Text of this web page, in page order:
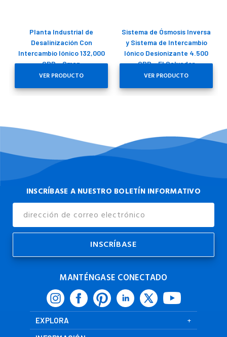
Planta Industrial de
Desalinización Con
Intercambio Iónico 132,000
GPD - Oman
VER PRODUCTO
Sistema de Ósmosis Inversa
y Sistema de Intercambio
Iónico Desionizante 4.500
GPD - El Salvador
VER PRODUCTO
INSCRÍBASE A NUESTRO BOLETÍN INFORMATIVO
MANTÉNGASE CONECTADO
EXPLORA